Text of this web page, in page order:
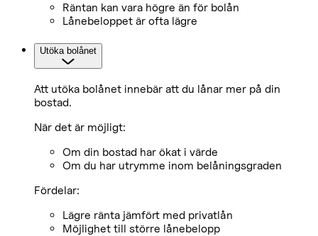
Räntan kan vara högre än för bolån
Lånebeloppet är ofta lägre
Utöka bolånet
Att utöka bolånet innebär att du lånar mer på din
bostad.
När det är möjligt:
Om din bostad har ökat i värde
Om du har utrymme inom belåningsgraden
Fördelar:
Lägre ränta jämfört med privatlån
Möjlighet till större lånebelopp